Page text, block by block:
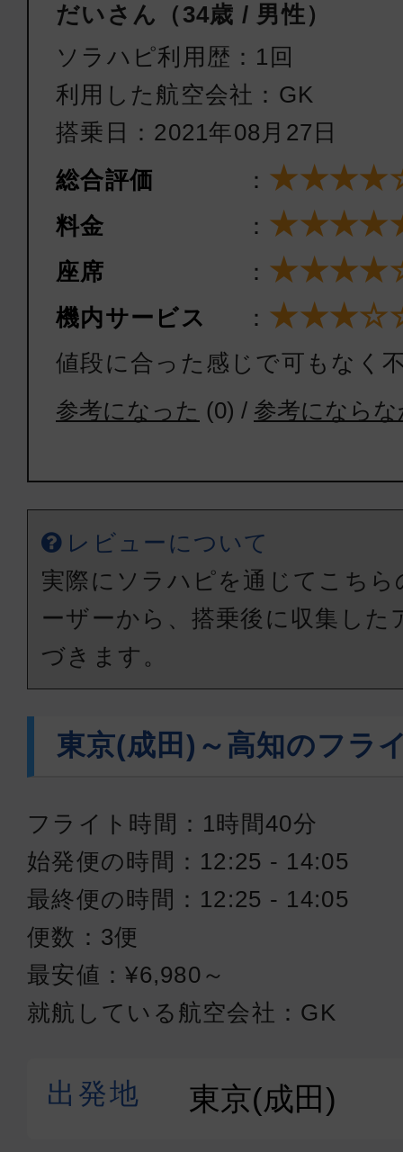
だいさん（34歳 / 男性）
ソラハピ利用歴：1回
利用した航空会社：GK
搭乗日：2021年08月27日
総合評価
：
料金 ：
座席 ：
機内サービス ：
値段に合った感じで可もなく
参考になった (0) / 参考になら
レビューについて
実際にソラハピを通じてこち
ーザーから、搭乗後に収集した
づきます。
東京(成田)～高知のフラ
フライト時間：1時間40分
始発便の時間：12:25 - 14:05
最終便の時間：12:25 - 14:05
便数：3便
最安値：¥6,980～
就航している航空会社：GK